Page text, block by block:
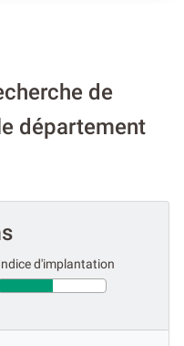
de
département
d'implantation